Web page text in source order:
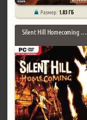
Размер: 1.83 ГБ
Silent Hill Homecoming …